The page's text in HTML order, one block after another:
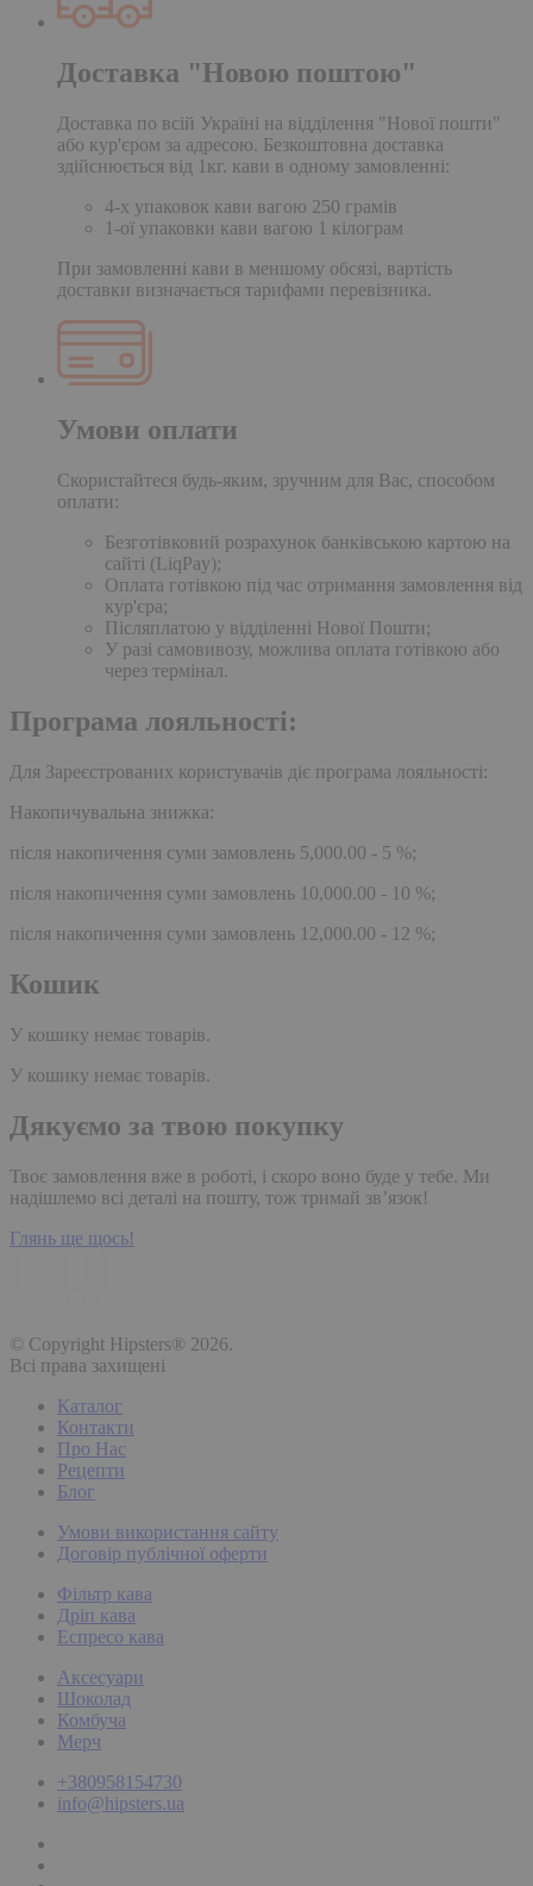
Доставка "Новою поштою"
Доставка по всій Україні на відділення "Нової пошти"
або кур'єром за адресою. Безкоштовна доставка
здійснюється від 1кг. кави в одному замовленні:
4-х упаковок кави вагою 250 грамів
1-ої упаковки кави вагою 1 кілограм
При замовленні кави в меншому обсязі, вартість
доставки визначається тарифами перевізника.
Умови оплати
Скористайтеся будь-яким, зручним для Вас, способом
оплати:
Безготівковий розрахунок банківською картою на
сайті (LiqPay);
Оплата готівкою під час отримання замовлення від
кур'єра;
Післяплатою у відділенні Нової Пошти;
У разі самовивозу, можлива оплата готівкою або
через термінал.
Програма лояльності:
Для Зареєстрованих користувачів діє програма лояльності:
Накопичувальна знижка:
після накопичення суми замовлень 5,000.00 - 5 %;
після накопичення суми замовлень 10,000.00 - 10 %;
після накопичення суми замовлень 12,000.00 - 12 %;
Кошик
У кошику немає товарів.
У кошику немає товарів.
Дякуємо за твою покупку
Твоє замовлення вже в роботі, і скоро воно буде у тебе. Ми
надішлемо всі деталі на пошту, тож тримай зв’язок!
Глянь ще щось!
© Copyright Hipsters® 2026.
Всі права захищені
Каталог
Контакти
Про Нас
Рецепти
Блог
Умови використання сайту
Договір публічної оферти
Фільтр кава
Дріп кава
Еспресо кава
Аксесуари
Шоколад
Комбуча
Мерч
+380958154730
info@hipsters.ua